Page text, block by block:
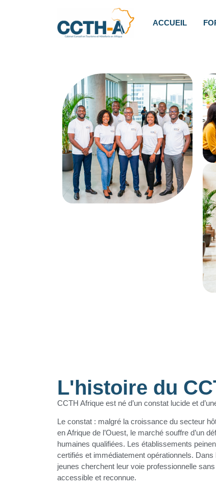
ACCUEIL
L'histoire du
CCTH Afrique est né d’un constat lucide et
Le constat : malgré la croissance du secteur
en Afrique de l’Ouest, le marché souffre d’un
humaines qualifiées. Les établissements
certifiés et immédiatement opérationnels.
jeunes cherchent leur voie professionnelle
accessible et reconnue.